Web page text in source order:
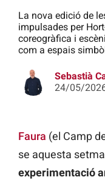
La nova edició de
impulsades per
coreogràfica i
com a espais
Sebastià
24/05/
Faura (el Camp
se aquesta
experimentació